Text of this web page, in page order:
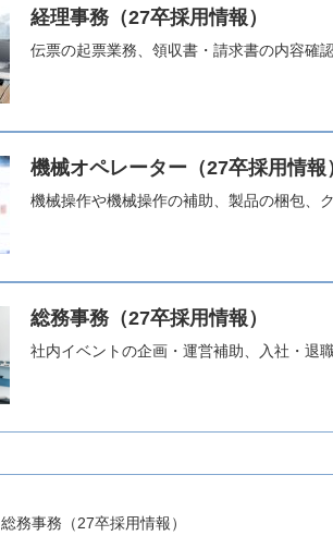
経理事務（27卒採用情報）
伝票の起票業務、領収書・請求書の内容確
機械オペレーター（27卒採用情報
機械操作や機械操作の補助、製品の梱包、
総務事務（27卒採用情報）
社内イベントの企画・運営補助、入社・退
総務事務（27卒採用情報）